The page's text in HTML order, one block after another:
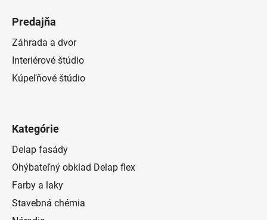
Predajňa
Záhrada a dvor
Interiérové štúdio
Kúpeľňové štúdio
Kategórie
Delap fasády
Ohýbateľný obklad Delap flex
Farby a laky
Stavebná chémia